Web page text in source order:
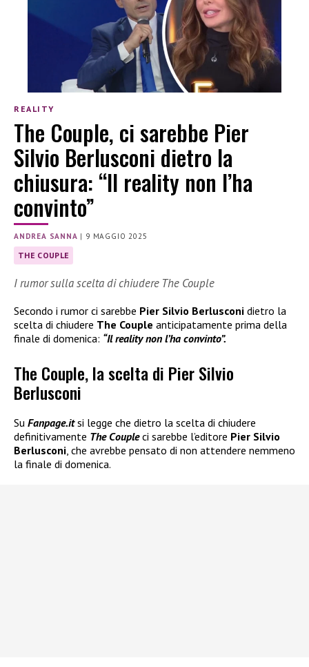
REALITY
The Couple, ci sarebbe Pier
Silvio Berlusconi dietro la
chiusura: “Il reality non l’ha
convinto”
ANDREA SANNA | 9 MAGGIO 2025
THE COUPLE
I rumor sulla scelta di chiudere The Couple
Secondo i rumor ci sarebbe Pier Silvio Berlusconi dietro la
scelta di chiudere The Couple anticipatamente prima della
finale di domenica: “Il reality non l’ha convinto”.
The Couple, la scelta di Pier Silvio
Berlusconi
Su Fanpage.itsi legge che dietro la scelta di chiudere
definitivamente The Coupleci sarebbe l’editore Pier Silvio
Berlusconi, che avrebbe pensato di non attendere nemmeno
la finale di domenica.